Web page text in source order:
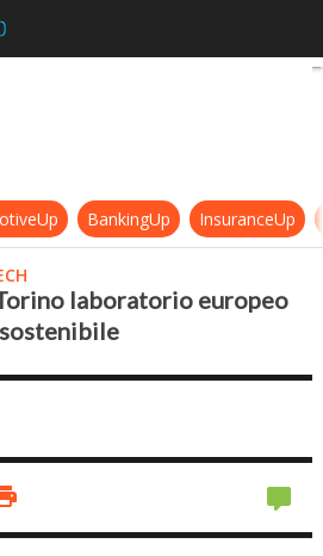
Mobilità urbana: Torino
BankingUp InsuranceUp
laboratorio europeo